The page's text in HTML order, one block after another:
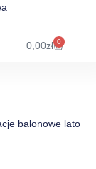
0,00zł 0
balonowe lato